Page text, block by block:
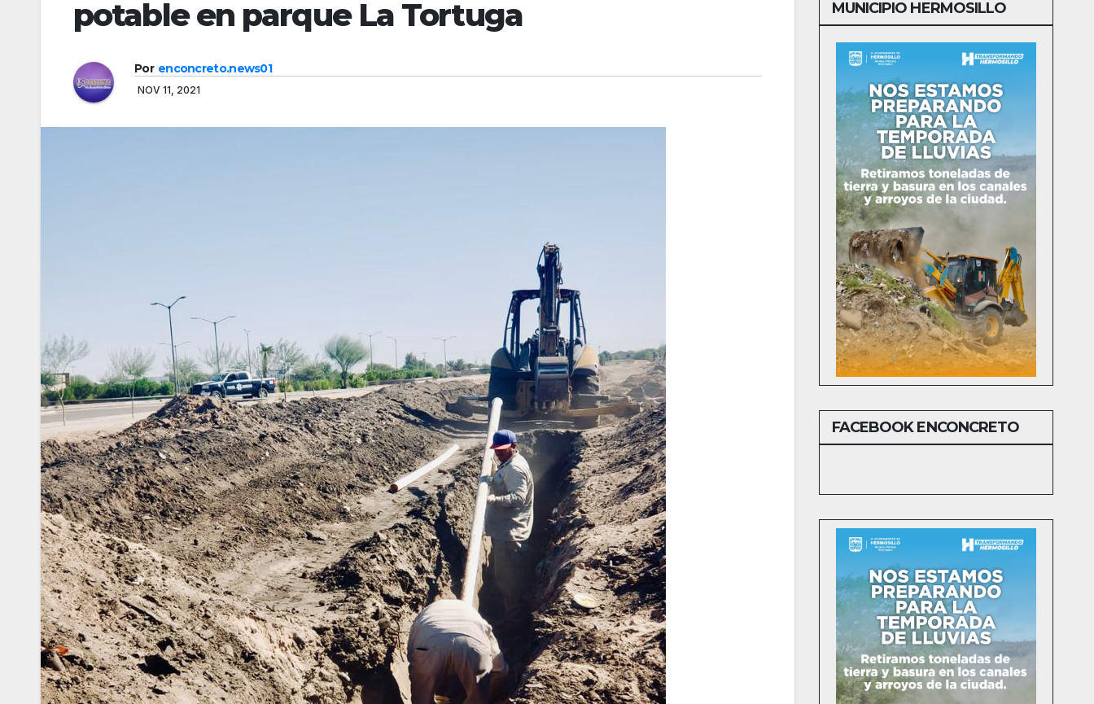
potable en parque La Tortuga
Por enconcreto.news01
NOV 11, 2021
MUNICIPIO HERMOSILLO
FACEBOOK ENCONCRETO